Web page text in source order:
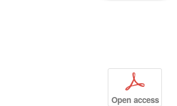
p
Open access